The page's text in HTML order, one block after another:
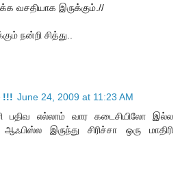
வசதியாக இருக்கும்.//
நன்றி சித்து..
!!! June 24, 2009 at 11:23 AM
பதிவ எல்லாம் வார கடைசியிலோ இல்ல
இருந்து சிரிச்சா ஒரு மாதிரி